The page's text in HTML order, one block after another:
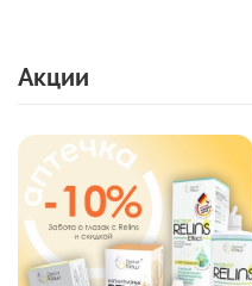
Акции